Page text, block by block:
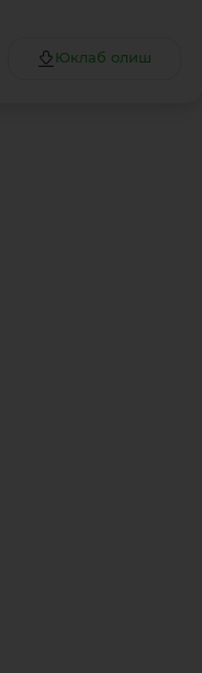
Юклаб олиш